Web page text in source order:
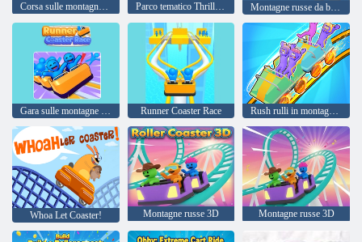
Corsa sulle montagne russe Parco tematico Thrill Rush Montagne russe da brivido
Gara sulle montagne russe Runner Coaster Race Rush rulli in montagne russe
Whoa Let Coaster! Montagne russe 3D Montagne russe 3D